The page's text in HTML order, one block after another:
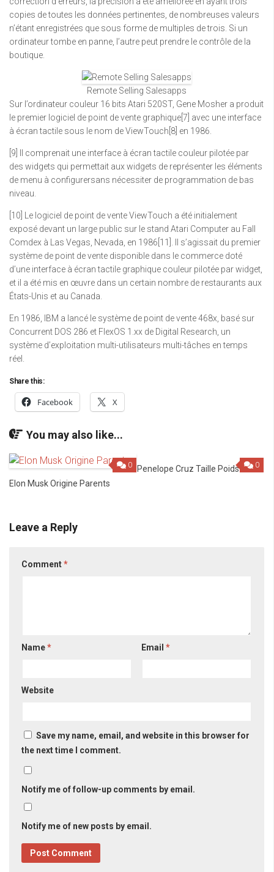
copies de toutes les données pertinentes, de nombreuses valeurs
n’étant enregistrées que sous forme de multiples de trois. Si un
ordinateur tombe en panne, l’autre peut prendre le contrôle de la
boutique.
Remote Selling Salesapps
Sur l’ordinateur couleur 16 bits Atari 520ST, Gene Mosher a produit
le premier logiciel de point de vente graphique[7] avec une interface
à écran tactile sous le nom de ViewTouch[8] en 1986.
[9] Il comprenait une interface à écran tactile couleur pilotée par
des widgets qui permettait aux widgets de représenter les éléments
de menu à configurersans nécessiter de programmation de bas
niveau.
[10] Le logiciel de point de vente ViewTouch a été initialement
exposé devant un large public sur le stand Atari Computer au Fall
Comdex à Las Vegas, Nevada, en 1986[11]. Il s’agissait du premier
système de point de vente disponible dans le commerce doté
d’une interface à écran tactile graphique couleur pilotée par widget,
et il a été mis en œuvre dans un certain nombre de restaurants aux
États-Unis et au Canada.
En 1986, IBM a lancé le système de point de vente 468x, basé sur
Concurrent DOS 286 et FlexOS 1.xx de Digital Research, un
système d’exploitation multi-utilisateurs multi-tâches en temps
réel.
Share this:
Facebook X
You may also like...
0
Elon Musk Origine Parents
0
Penelope Cruz Taille Poids
Leave a Reply
Comment*
Name* Email*
Website
Save my name, email, and website in this browser for
the next time I comment.
Notify me of follow-up comments by email.
Notify me of new posts by email.